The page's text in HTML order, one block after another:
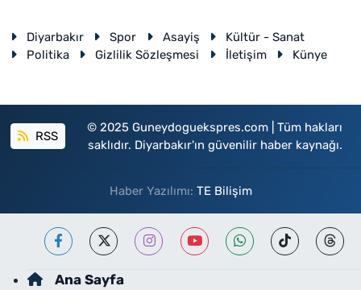
Diyarbakır Spor Asayiş
Kültür - Sanat
Politika
Gizlilik Sözleşmesi İletişim Künye
RSS
© 2025 Guneydoguekspres.com | Tüm hakları
saklıdır. Diyarbakır'ın güvenilir haber kaynağı.
Haber Yazılımı: TE Bilişim
Ana Sayfa